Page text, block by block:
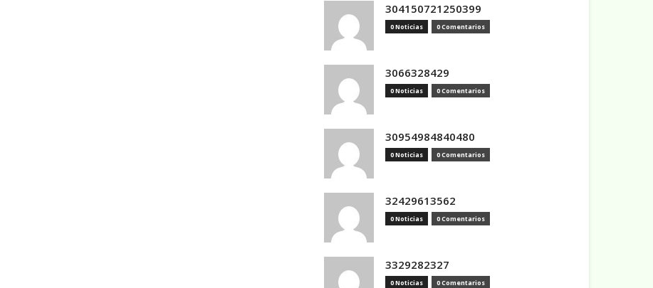
304150721250399
0 Noticias 0 Comentarios
3066328429
0 Noticias 0 Comentarios
30954984840480
0 Noticias 0 Comentarios
32429613562
0 Noticias 0 Comentarios
3329282327
0 Noticias 0 Comentarios